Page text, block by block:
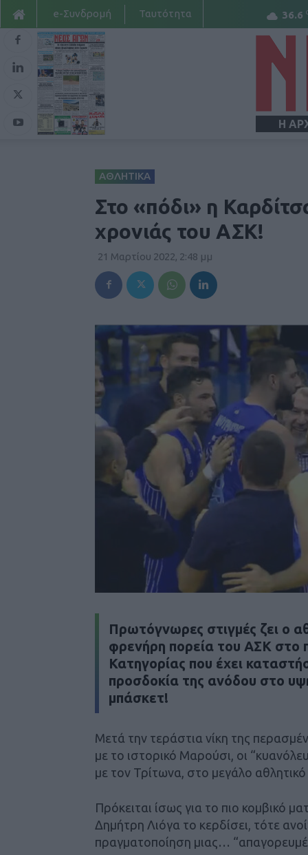
36.6 C
e-Συνδρομή Ταυτότητα
Η
ΑΘΛΗΤΙΚΑ
Στο «πόδι» η
χρονιάς του ΑΣΚ!
21 Μαρτίου 2022, 2:48 μμ
Πρωτόγνωρες στιγμές ζει ο
φρενήρη πορεία του ΑΣΚ στο
Κατηγορίας που έχει
προσδοκία της ανόδου στο
μπάσκετ!
Μετά την τεράστια νίκη της
με το ιστορικό Μαρούσι, οι
με τον Τρίτωνα, στο μεγάλο
Πρόκειται ίσως για το πιο κομβικό
Δημήτρη Λιόγα το κερδίσει, τότε
πραγματοποίηση μιας…